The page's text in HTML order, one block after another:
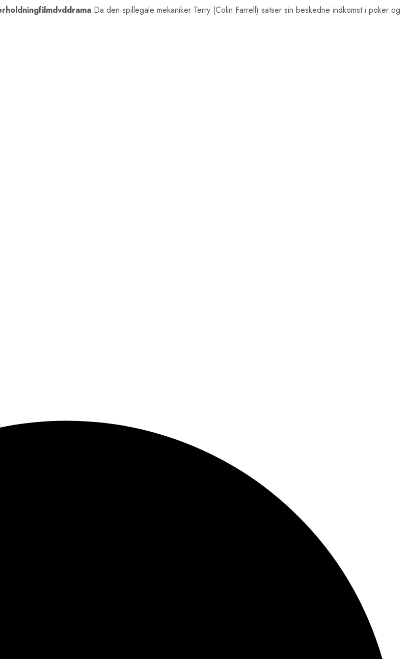
Da den spillegale mekaniker Terry (Colin Farrell) satser sin beskedne indkomst i poker og